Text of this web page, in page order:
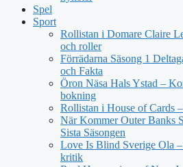
Spel
Sport
Rollistan i Domare Claire
och roller
Förrädarna Säsong 1
och Fakta
Öron Näsa Hals Ystad –
bokning
Rollistan i House of Cards
När Kommer Outer Banks
Sista Säsongen
Love Is Blind Sverige Ola
kritik